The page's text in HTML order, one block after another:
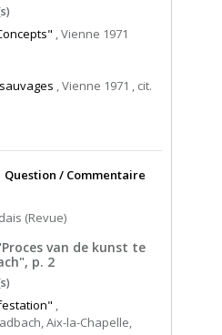
, Vienne 1971
, Vienne 1971 , cit.
Question / Commentaire
(Revue)
van de kunst te
p. 2
,
Aix-la-Chapelle,